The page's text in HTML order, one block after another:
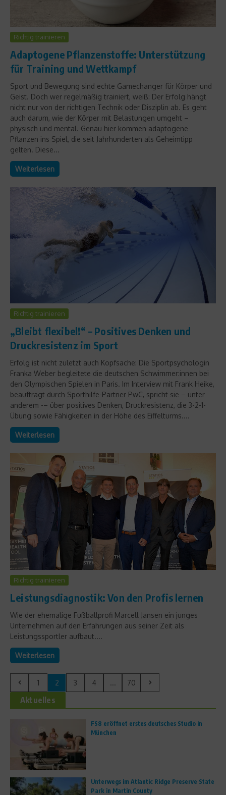
Richtig trainieren
Adaptogene Pflanzenstoffe: Unterstützung
für Training und Wettkampf
Sport und Bewegung sind echte Gamechanger für Körper und
Geist. Doch wer regelmäßig trainiert, weiß: Der Erfolg hängt
nicht nur von der richtigen Technik oder Disziplin ab. Es geht
auch darum, wie der Körper mit Belastungen umgeht –
physisch und mental. Genau hier kommen adaptogene
Pflanzen ins Spiel, die seit Jahrhunderten als Geheimtipp
gelten. Diese...
Weiterlesen
Richtig trainieren
„Bleibt flexibel!“ – Positives Denken und
Druckresistenz im Sport
Erfolg ist nicht zuletzt auch Kopfsache: Die Sportpsychologin
Franka Weber begleitete die deutschen Schwimmer:innen bei
den Olympischen Spielen in Paris. Im Interview mit Frank Heike,
beauftragt durch Sporthilfe-Partner PwC, spricht sie – unter
anderem -– über positives Denken, Druckresistenz, die 3-2-1-
Übung sowie Fähigkeiten in der Höhe des Eiffelturms....
Weiterlesen
Richtig trainieren
Leistungsdiagnostik: Von den Profis lernen
Wie der ehemalige Fußballprofi Marcell Jansen ein junges
Unternehmen auf den Erfahrungen aus seiner Zeit als
Leistungssportler aufbaut....
Weiterlesen
1 2 3 4 ... 70
Aktuelles
FS8 eröffnet erstes deutsches Studio in
München
Unterwegs im Atlantic Ridge Preserve State
Park in Martin County